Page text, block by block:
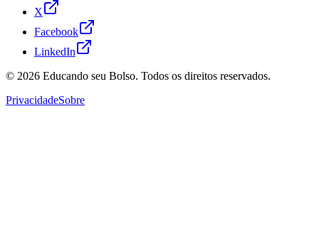
X
Facebook
LinkedIn
© 2026 Educando seu Bolso. Todos os direitos reservados.
PrivacidadeSobre